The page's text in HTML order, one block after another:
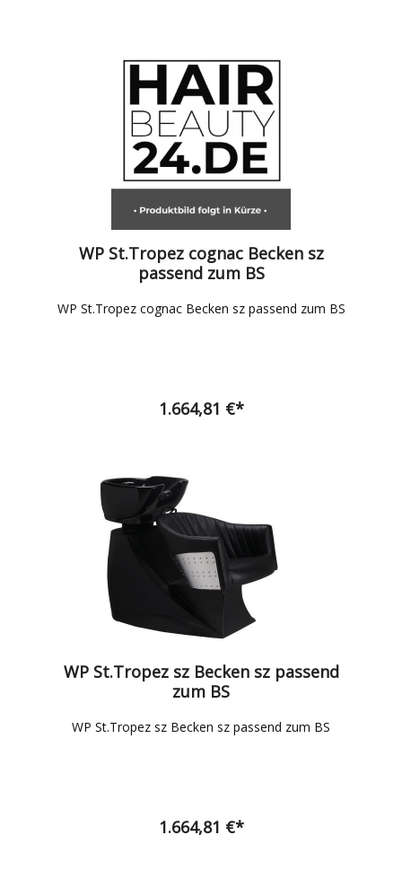
WP St.Tropez cognac Becken sz
passend zum BS
WP St.Tropez cognac Becken sz passend zum BS
1.664,81 €*
WP St.Tropez sz Becken sz passend
zum BS
WP St.Tropez sz Becken sz passend zum BS
1.664,81 €*